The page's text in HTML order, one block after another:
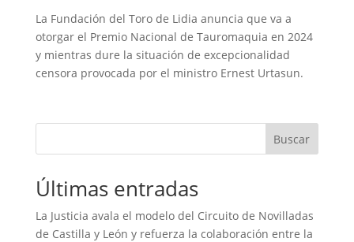
La Fundación del Toro de Lidia anuncia que va a
otorgar el Premio Nacional de Tauromaquia en 2024
y mientras dure la situación de excepcionalidad
censora provocada por el ministro Ernest Urtasun.
Buscar
Últimas entradas
La Justicia avala el modelo del Circuito de Novilladas
de Castilla y León y refuerza la colaboración entre la